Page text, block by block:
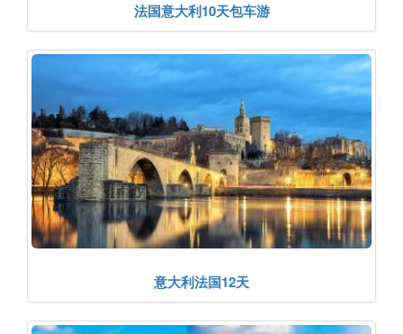
法国意大利10天包车游
意大利法国12天